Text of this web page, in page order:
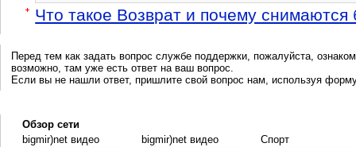
Что такое Возврат и почему снимаются
Перед тем как задать вопрос службе поддержки, пожалуйста,
возможно, там уже есть ответ на ваш вопрос.
Если вы не нашли ответ, пришлите свой вопрос нам, используя
Обзор сети
bigmir)net видео
bigmir)net видео Спорт